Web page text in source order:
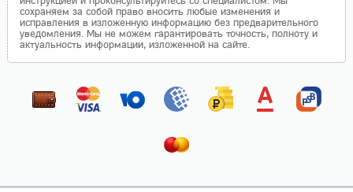
сохраняем за собой право вносить любые изменения и
исправления в изложенную информацию без предварительного
уведомления. Мы не можем гарантировать точность, полноту и
актуальность информации, изложенной на сайте.